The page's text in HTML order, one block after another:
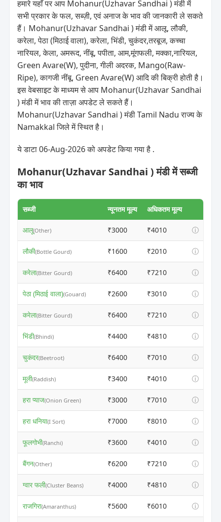
हमारे यहाँ पर आप Mohanur(Uzhavar Sandhai ) मंडी में
सभी प्रकार के फल, सब्ज़ी, एवं अनाज के भाव की जानकारी ले सकते
हैं। Mohanur(Uzhavar Sandhai ) मंडी में आलू, लौकी,
करेला, पेठा (मिठाई वाला), करेला, भिंडी, चुकंदर,तरबूज, कच्चा
नारियल, केला, अमरूद, नींबू, पपीता, आम,मूंगफली, मक्का,नारियल,
Green Avare(W), पुदीना, गीली अदरक, Mango(Raw-
Ripe), कागजी नींबू, Green Avare(W) आदि की बिक्री होती है।
इस वेबसाइट के माध्यम से आप Mohanur(Uzhavar Sandhai
) मंडी में भाव की ताज़ा अपडेट ले सकते हैं।
Mohanur(Uzhavar Sandhai ) मंडी Tamil Nadu राज्य के
Namakkal जिले में स्थित है।
ये डाटा 06-Aug-2026 को अपडेट किया गया है .
Mohanur(Uzhavar Sandhai ) मंडी में सब्जी
का भाव
सब्जी न्यूनतम मूल्य अधिकतम मूल्य
आलू(Other) ₹3000 ₹4010 ⓘ
लौकी(Bottle Gourd) ₹1600 ₹2010 ⓘ
करेला(Bitter Gourd) ₹6400 ₹7210 ⓘ
पेठा (मिठाई वाला)(Gouard) ₹2600 ₹3010 ⓘ
करेला(Bitter Gourd) ₹6400 ₹7210 ⓘ
भिंडी(Bhindi) ₹4400 ₹4810 ⓘ
चुकंदर(Beetroot) ₹6400 ₹7010 ⓘ
मूली(Raddish) ₹3400 ₹4010 ⓘ
हरा प्याज(Onion Green) ₹3000 ₹7010 ⓘ
हरा धनिया(I Sort) ₹7000 ₹8010 ⓘ
फूलगोभी(Ranchi) ₹3600 ₹4010 ⓘ
बैंगन(Other) ₹6200 ₹7210 ⓘ
ग्वार फली(Cluster Beans) ₹4000 ₹4810 ⓘ
राजगिरा(Amaranthus) ₹5600 ₹6010 ⓘ